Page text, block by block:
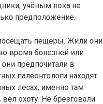
учёным пока не
предположение.
пещеры. Жили они
время болезней или
предпочитали в
палеонтологи находят
лесах, именно там
охоту. Не брезговали